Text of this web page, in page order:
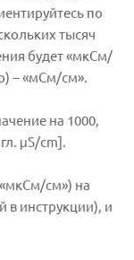
по
тысяч
будет «мкСм/
− «мСм/см».
на 1000,
μS/cm].
см») на
в инструкции), и